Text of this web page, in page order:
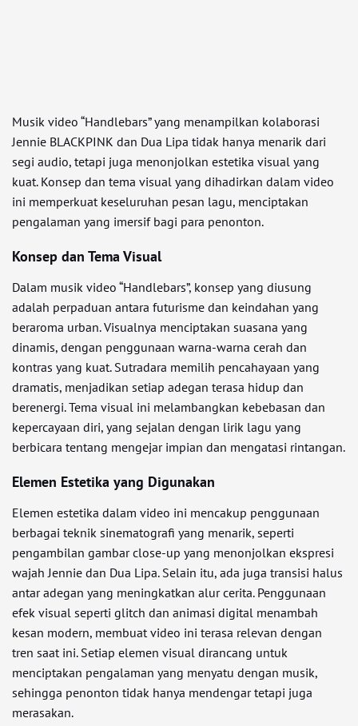
Musik video “Handlebars” yang menampilkan kolaborasi
Jennie BLACKPINK dan Dua Lipa tidak hanya menarik dari
segi audio, tetapi juga menonjolkan estetika visual yang
kuat. Konsep dan tema visual yang dihadirkan dalam video
ini memperkuat keseluruhan pesan lagu, menciptakan
pengalaman yang imersif bagi para penonton.
Konsep dan Tema Visual
Dalam musik video “Handlebars”, konsep yang diusung
adalah perpaduan antara futurisme dan keindahan yang
beraroma urban. Visualnya menciptakan suasana yang
dinamis, dengan penggunaan warna-warna cerah dan
kontras yang kuat. Sutradara memilih pencahayaan yang
dramatis, menjadikan setiap adegan terasa hidup dan
berenergi. Tema visual ini melambangkan kebebasan dan
kepercayaan diri, yang sejalan dengan lirik lagu yang
berbicara tentang mengejar impian dan mengatasi rintangan.
Elemen Estetika yang Digunakan
Elemen estetika dalam video ini mencakup penggunaan
berbagai teknik sinematografi yang menarik, seperti
pengambilan gambar close-up yang menonjolkan ekspresi
wajah Jennie dan Dua Lipa. Selain itu, ada juga transisi halus
antar adegan yang meningkatkan alur cerita. Penggunaan
efek visual seperti glitch dan animasi digital menambah
kesan modern, membuat video ini terasa relevan dengan
tren saat ini. Setiap elemen visual dirancang untuk
menciptakan pengalaman yang menyatu dengan musik,
sehingga penonton tidak hanya mendengar tetapi juga
merasakan.